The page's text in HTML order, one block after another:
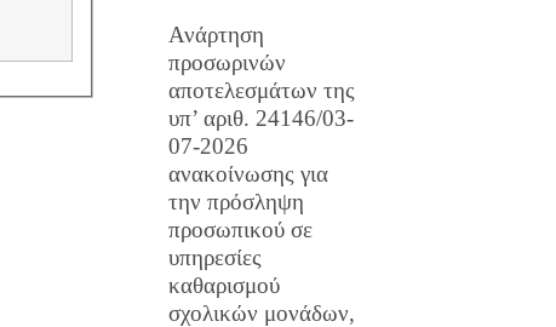
Ανάρτηση
προσωρινών
αποτελεσμάτων της
υπ’ αριθ. 24146/03-
07-2026
ανακοίνωσης για
την πρόσληψη
προσωπικού σε
υπηρεσίες
καθαρισμού
σχολικών μονάδων,